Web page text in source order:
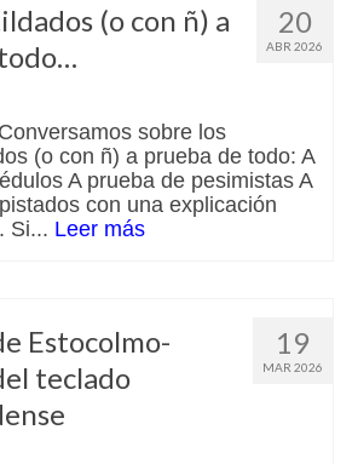
20
ABR 2026
(o con ñ) a
sobre los
(o con ñ) a prueba de todo: A
A prueba de pesimistas A
con una explicación
Si... Leer más
19
MAR 2026
Estocolmo-
teclado